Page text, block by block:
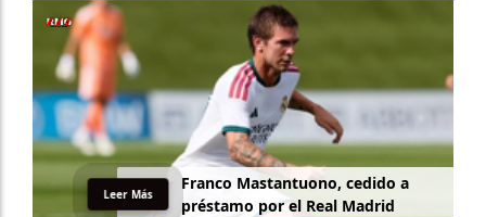
Franco Mastantuono, cedido a
préstamo por el Real Madrid
Leer Más